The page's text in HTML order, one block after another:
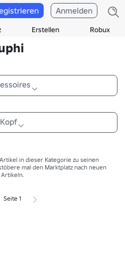
Erstellen Robux
Anmelden
Kopf
in dieser Kategorie zu seinen
mal den Marktplatz nach neuen
Artikeln.
Seite 1